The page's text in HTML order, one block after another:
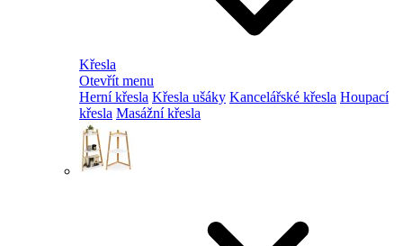
Křesla
Otevřít menu
Herní křesla Křesla ušáky Kancelářské křesla Houpací
křesla Masážní křesla